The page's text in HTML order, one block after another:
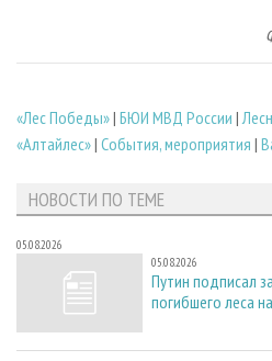
«Лес Победы»| БЮИ МВД России |
«Алтайлес»| События, мероприятия |
НОВОСТИ ПО ТЕМЕ
05.08.2026
05.08.2026
Путин подписал
погибшего леса